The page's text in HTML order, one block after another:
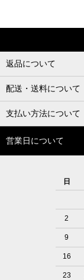
返品について
配送・送料について
支払い方法について
営業日について
日
2
9
16
23